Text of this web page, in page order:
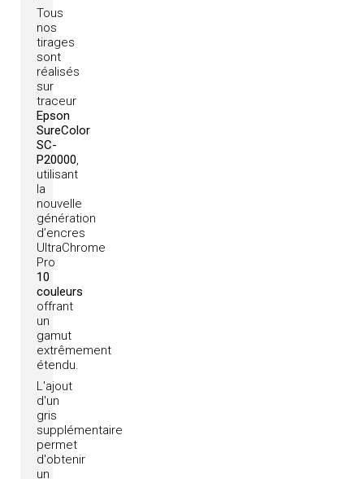
Tous
nos
tirages
sont
réalisés
sur
traceur
Epson
SureColor
SC-
P20000,
utilisant
la
nouvelle
génération
d’encres
UltraChrome
Pro
10
couleurs
offrant
un
gamut
extrêmement
étendu.
L'ajout
d'un
gris
supplémentaire
permet
d'obtenir
un